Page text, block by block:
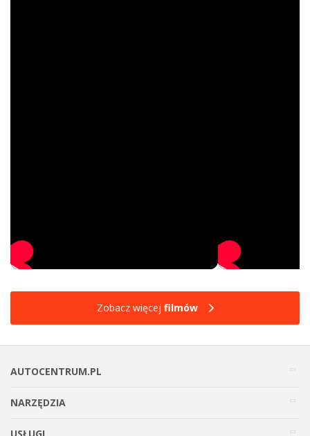
Zobacz więcej filmów
AUTOCENTRUM.PL
NARZĘDZIA